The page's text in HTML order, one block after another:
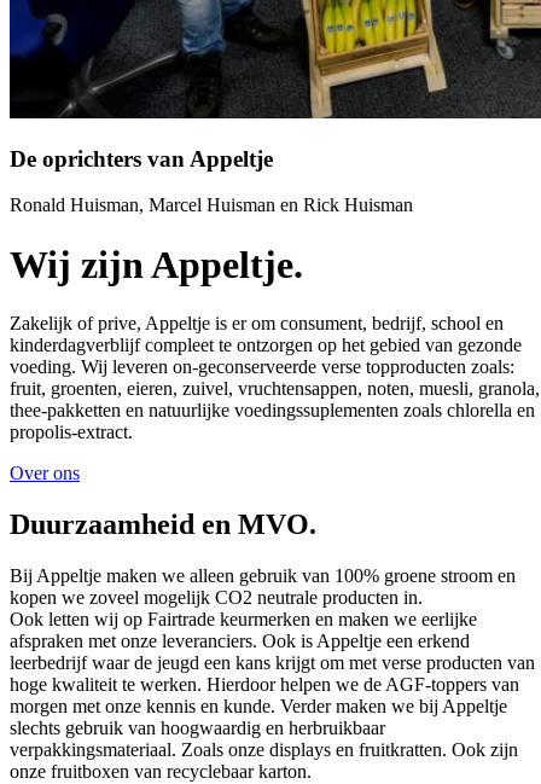
De oprichters van Appeltje
Ronald Huisman, Marcel Huisman en Rick Huisman
Wij zijnAppeltje.
Zakelijk of prive, Appeltje is er om consument, bedrijf, school en
kinderdagverblijf compleet te ontzorgen op het gebied van gezonde
voeding. Wij leveren on-geconserveerde verse topproducten zoals:
fruit, groenten, eieren, zuivel, vruchtensappen, noten, muesli, granola,
thee-pakketten en natuurlijke voedingssuplementen zoals chlorella en
propolis-extract.
Over ons
Duurzaamheid en MVO.
Bij Appeltje maken we alleen gebruik van 100% groene stroom en
kopen we zoveel mogelijk CO2 neutrale producten in.
Ook letten wij op Fairtrade keurmerken en maken we eerlijke
afspraken met onze leveranciers. Ook is Appeltje een erkend
leerbedrijf waar de jeugd een kans krijgt om met verse producten van
hoge kwaliteit te werken. Hierdoor helpen we de AGF-toppers van
morgen met onze kennis en kunde. Verder maken we bij Appeltje
slechts gebruik van hoogwaardig en herbruikbaar
verpakkingsmateriaal. Zoals onze displays en fruitkratten. Ook zijn
onze fruitboxen van recyclebaar karton.